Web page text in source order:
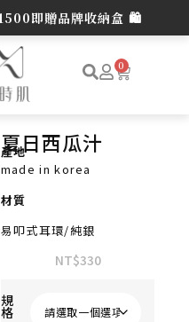
0
夏日西瓜汁
產地
made in korea
材質
易叩式耳環/純銀
NT$330
規
格